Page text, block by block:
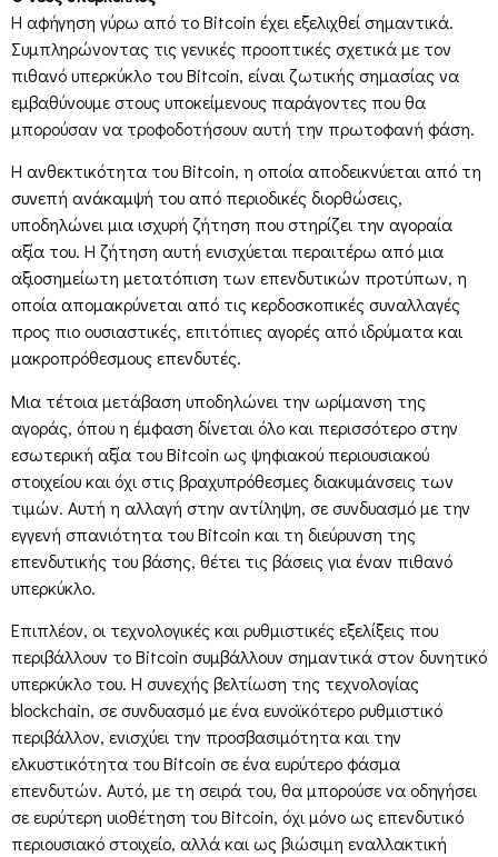
Η αφήγηση γύρω από το Bitcoin έχει εξελιχθεί σημαντικά.
Συμπληρώνοντας τις γενικές προοπτικές σχετικά με τον
πιθανό υπερκύκλο του Bitcoin, είναι ζωτικής σημασίας να
εμβαθύνουμε στους υποκείμενους παράγοντες που θα
μπορούσαν να τροφοδοτήσουν αυτή την πρωτοφανή φάση.
Η ανθεκτικότητα του Bitcoin, η οποία αποδεικνύεται από τη
συνεπή ανάκαμψή του από περιοδικές διορθώσεις,
υποδηλώνει μια ισχυρή ζήτηση που στηρίζει την αγοραία
αξία του. Η ζήτηση αυτή ενισχύεται περαιτέρω από μια
αξιοσημείωτη μετατόπιση των επενδυτικών προτύπων, η
οποία απομακρύνεται από τις κερδοσκοπικές συναλλαγές
προς πιο ουσιαστικές, επιτόπιες αγορές από ιδρύματα και
μακροπρόθεσμους επενδυτές.
Μια τέτοια μετάβαση υποδηλώνει την ωρίμανση της
αγοράς, όπου η έμφαση δίνεται όλο και περισσότερο στην
εσωτερική αξία του Bitcoin ως ψηφιακού περιουσιακού
στοιχείου και όχι στις βραχυπρόθεσμες διακυμάνσεις των
τιμών. Αυτή η αλλαγή στην αντίληψη, σε συνδυασμό με την
εγγενή σπανιότητα του Bitcoin και τη διεύρυνση της
επενδυτικής του βάσης, θέτει τις βάσεις για έναν πιθανό
υπερκύκλο.
Επιπλέον, οι τεχνολογικές και ρυθμιστικές εξελίξεις που
περιβάλλουν το Bitcoin συμβάλλουν σημαντικά στον δυνητικό
υπερκύκλο του. Η συνεχής βελτίωση της τεχνολογίας
blockchain, σε συνδυασμό με ένα ευνοϊκότερο ρυθμιστικό
περιβάλλον, ενισχύει την προσβασιμότητα και την
ελκυστικότητα του Bitcoin σε ένα ευρύτερο φάσμα
επενδυτών. Αυτό, με τη σειρά του, θα μπορούσε να οδηγήσει
σε ευρύτερη υιοθέτηση του Bitcoin, όχι μόνο ως επενδυτικό
περιουσιακό στοιχείο, αλλά και ως βιώσιμη εναλλακτική